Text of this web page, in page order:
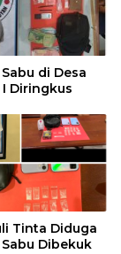
di Desa
Diringkus
Tinta Diduga
Dibekuk